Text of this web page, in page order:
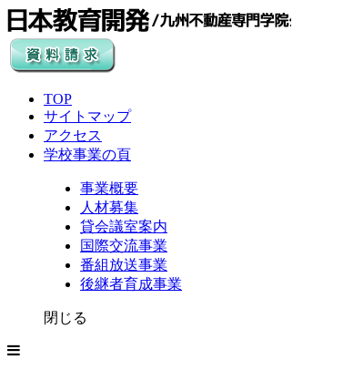
TOP
サイトマップ
アクセス
学校事業の頁
事業概要
人材募集
貸会議室案内
国際交流事業
番組放送事業
後継者育成事業
閉じる